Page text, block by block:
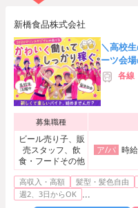
新橋食品株式会社
＼高校
ーツ会
達応募
各線
募集職種
ビール売り子、販
売スタッフ、飲
食・フードその他
ア/パ 時給
高収入・高額 髪型・髪色自由
週2、3日からOK ...